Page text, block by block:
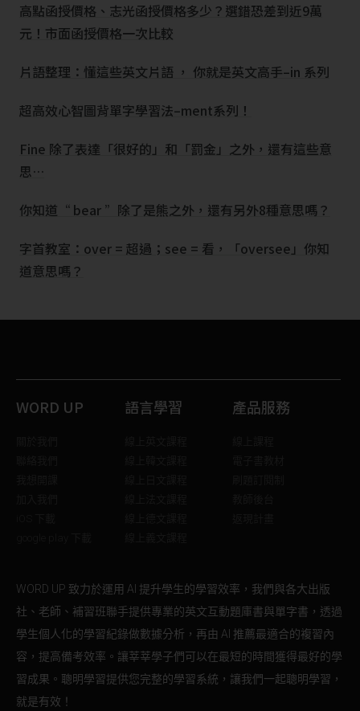
高點函授價格、志光函授價格多少？選錯恐差到近9萬
元！市面函授價格一次比較
片語整理：懂這些英文片語 ， 你就是英文高手–in 系列
超高效心智圖背單字學習法–ment系列！
Fine 除了表達「很好的」和「罰金」之外，還有這些意
思…
你知道“ bear ”除了是熊之外，還有另外8種意思嗎？
字首教室：over = 超過；see = 看，「oversee」你知
道意思嗎？
WORD UP 語言學習 產品服務
WORD UP 致力於運用 AI 提升學生的學習效率，我們與各大出版
社、老師、補習班聯手提供專業的英文互動題庫書與單字書，透過
學生個人化的學習紀錄做數據分析，再由 AI 推薦最適合的複習內
容，提高備考效率。讓莘莘學子們可以在最短的時間獲得最好的學
習成果。聰明學習提供您完整的學習系統，讓我們一起聰明學習，
就是有效！